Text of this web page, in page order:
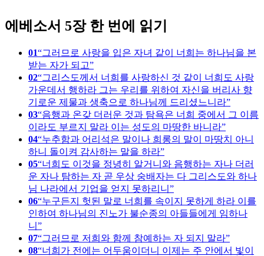
에베소서 5장 한 번에 읽기
01
그러므로 사랑을 입은 자녀 같이 너희는 하나님을 본
받는 자가 되고
02 그리스도께서 너희를 사랑하신 것 같이 너희도 사랑
가운데서 행하라 그는 우리를 위하여 자신을 버리사 향
기로운 제물과 생축으로 하나님께 드리셨느니라
03 음행과 온갖 더러운 것과 탐욕은 너희 중에서 그 이름
이라도 부르지 말라 이는 성도의 마땅한 바니라
04 누추함과 어리석은 말이나 희롱의 말이 마땅치 아니
하니 돌이켜 감사하는 말을 하라
05 너희도 이것을 정녕히 알거니와 음행하는 자나 더러
운 자나 탐하는 자 곧 우상 숭배자는 다 그리스도와 하나
님 나라에서 기업을 얻지 못하리니
06 누구든지 헛된 말로 너희를 속이지 못하게 하라 이를
인하여 하나님의 진노가 불순종의 아들들에게 임하나
니
07 그러므로 저희와 함께 참예하는 자 되지 말라
08 너희가 전에는 어두움이더니 이제는 주 안에서 빛이